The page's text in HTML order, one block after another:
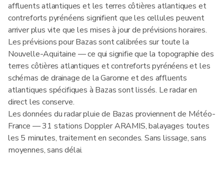
affluents atlantiques et les terres côtières atlantiques et
contreforts pyrénéens signifient que les cellules peuvent
arriver plus vite que les mises à jour de prévisions horaires.
Les prévisions pour Bazas sont calibrées sur toute la
Nouvelle-Aquitaine — ce qui signifie que la topographie des
terres côtières atlantiques et contreforts pyrénéens et les
schémas de drainage de la Garonne et des affluents
atlantiques spécifiques à Bazas sont lissés. Le radar en
direct les conserve.
Les données du radar pluie de Bazas proviennent de Météo-
France — 31 stations Doppler ARAMIS, balayages toutes
les 5 minutes, traitement en secondes. Sans lissage, sans
moyennes, sans délai.